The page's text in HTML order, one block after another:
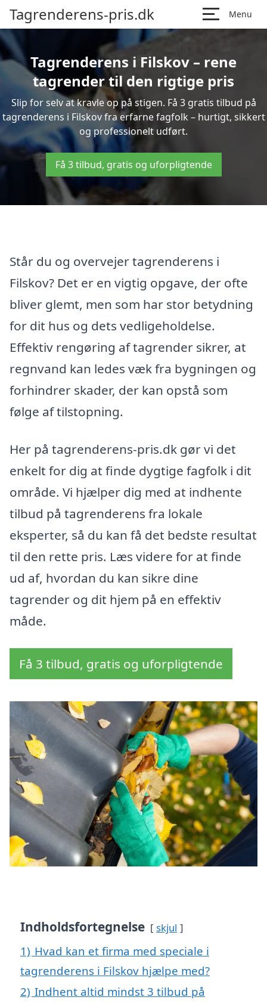
Tagrenderens-pris.dk Menu
Tagrenderens i Filskov – rene
tagrender til den rigtige pris
Slip for selv at kravle op på stigen. Få 3 gratis tilbud på
tagrenderens i Filskov fra erfarne fagfolk – hurtigt, sikkert
og professionelt udført.
Få 3 tilbud, gratis og uforpligtende
Står du og overvejer tagrenderens i
Filskov? Det er en vigtig opgave, der ofte
bliver glemt, men som har stor betydning
for dit hus og dets vedligeholdelse.
Effektiv rengøring af tagrender sikrer, at
regnvand kan ledes væk fra bygningen og
forhindrer skader, der kan opstå som
følge af tilstopning.
Her på tagrenderens-pris.dk gør vi det
enkelt for dig at finde dygtige fagfolk i dit
område. Vi hjælper dig med at indhente
tilbud på tagrenderens fra lokale
eksperter, så du kan få det bedste resultat
til den rette pris. Læs videre for at finde
ud af, hvordan du kan sikre dine
tagrender og dit hjem på en effektiv
måde.
Få 3 tilbud, gratis og uforpligtende
Indholdsfortegnelse skjul
1) Hvad kan et firma med speciale i
tagrenderens i Filskov hjælpe med?
2) Indhent altid mindst 3 tilbud på